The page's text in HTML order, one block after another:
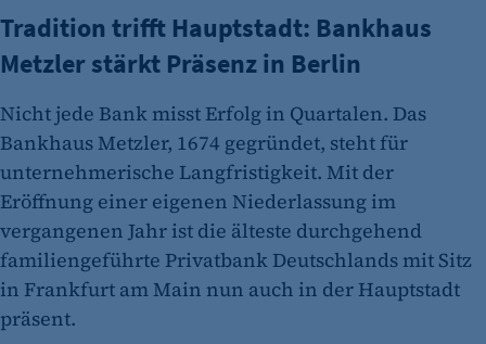
Cookie Laufzeit:
480 Tage
etracker Analytics
Name:
isSdEnabled
Anbieter:
etracker GmbH
Zweck:
Scrolltiefe gemessen wird.
Tradition trifft Hauptstadt: Bankhaus
Metzler stärkt Präsenz in Berlin
Nicht jede Bank misst Erfolg in Quartalen. Das
Bankhaus Metzler, 1674 gegründet, steht für
unternehmerische Langfristigkeit. Mit der
Eröffnung einer eigenen Niederlassung im
vergangenen Jahr ist die älteste durchgehend
familiengeführte Privatbank Deutschlands mit Sitz
in Frankfurt am Main nun auch in der Hauptstadt
präsent.